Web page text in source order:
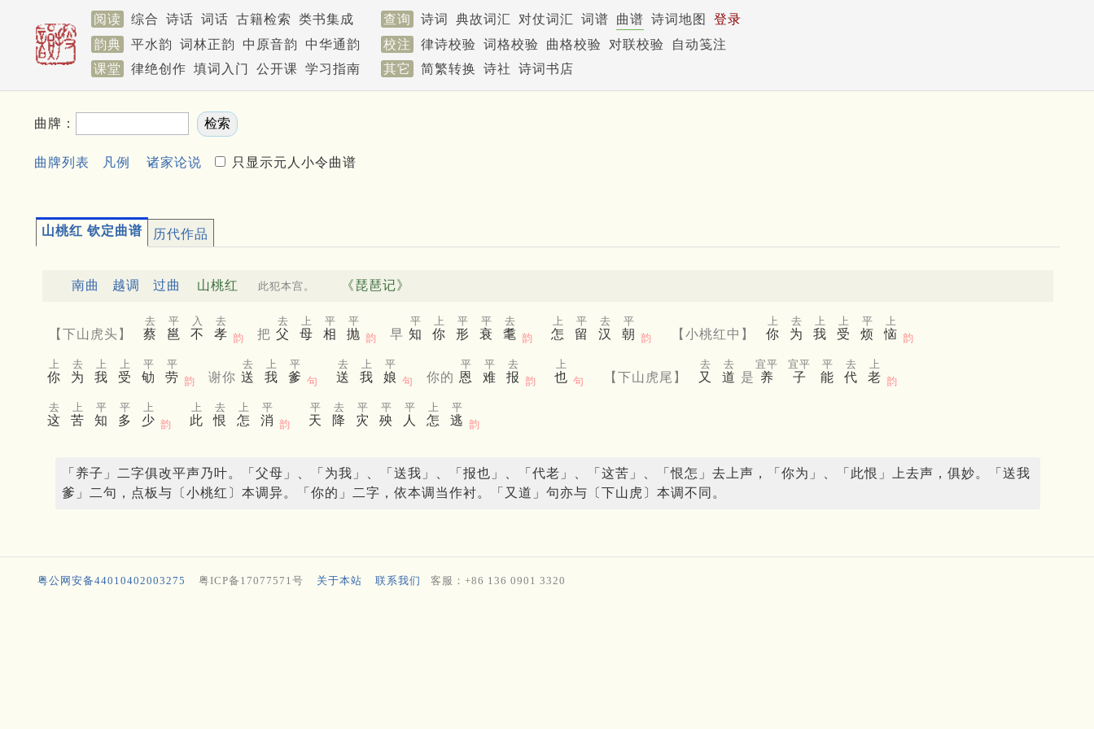
阅读 综合 诗话 词话 古籍检索 类书集成 查询 诗词 典故词汇 对仗词汇 词谱 曲谱 诗词地图
登录
韵典
平水韵 词林正韵 中原音韵 中华通韵 校注 律诗校验 词格校验 曲格校验 对联校验
自动笺注
课堂
律绝创作 填词入门 公开课 学习指南 其它 简繁转换 诗社 诗词书店
曲牌：
曲牌列表 凡例 诸家论说 只显示元人小令曲谱
山桃红 钦定曲谱 历代作品
南曲 越调 过曲 山桃红 此犯本宫。 《琵琶记》
【下山虎头】 蔡
去
邕
平
不
入
孝
去
韵
把 父
去
母
上
相
平
抛
平
韵
早 知
平
你
上
形
平
衰
平
耄
去
韵
怎
上
留
平
汉
去
朝
平
韵
【小桃红中】 你
上
为
去
我
上
受
上
烦
平
恼
上
韵
你
上
为
去
我
上
受
上
劬
平
劳
平
韵
谢你 送
去
我
上
爹
平
句
送
去
我
上
娘
平
句
你的 恩
平
难
平
报
去
韵
也
上
句
【下山虎尾】 又
去
道
去
是 养
宜平
子
宜平
能
平
代
去
老
上
韵
这
去
苦
上
知
平
多
平
少
上
韵
此
上
恨
去
怎
上
消
平
韵
天
平
降
去
灾
平
殃
平
人
平
怎
上
逃
平
韵
「养子」二字俱改平声乃叶。「父母」、「为我」、「送我」、「报也」、「代老」、「这苦」、「恨怎」去上声，「你为」、「此恨」上去声，俱妙。「送我
爹」二句，点板与〔小桃红〕本调异。「你的」二字，依本调当作衬。「又道」句亦与〔下山虎〕本调不同。
粤公网安备44010402003275 粤ICP备17077571号 关于本站 联系我们 客服：+86 136 0901 3320